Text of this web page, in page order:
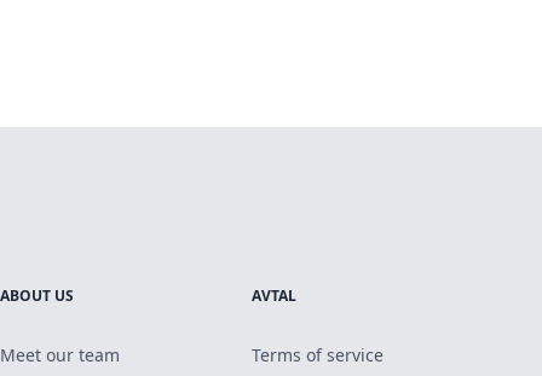
ABOUT US
Meet our team
AVTAL
Terms of service